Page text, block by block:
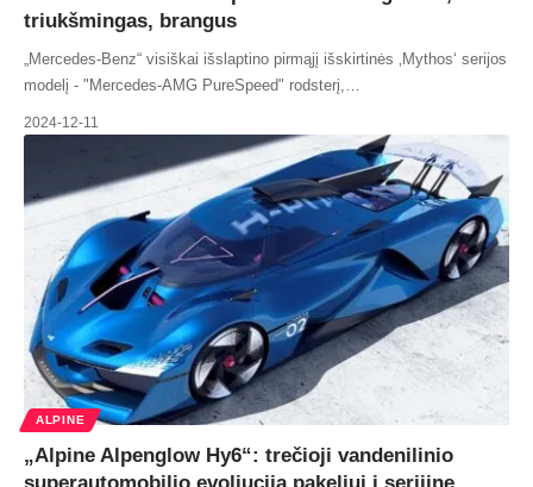
triukšmingas, brangus
„Mercedes-Benz“ visiškai išslaptino pirmąjį išskirtinės ‚Mythos‘ serijos
modelį - "Mercedes-AMG PureSpeed" rodsterį,…
2024-12-11
ALPINE
„Alpine Alpenglow Hy6“: trečioji vandenilinio